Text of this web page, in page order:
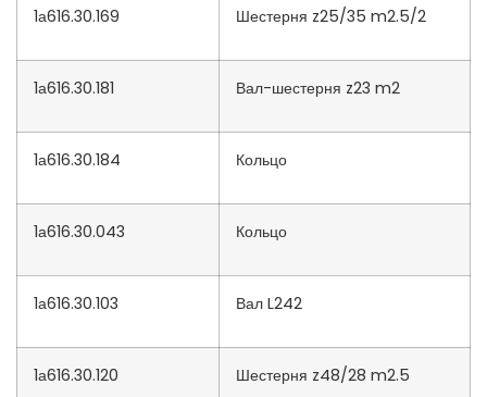
1а616.30.169 Шестерня z25/35 m2.5/2
1а616.30.181 Вал-шестерня z23 m2
1а616.30.184 Кольцо
1а616.30.043 Кольцо
1а616.30.103 Вал L242
1а616.30.120 Шестерня z48/28 m2.5